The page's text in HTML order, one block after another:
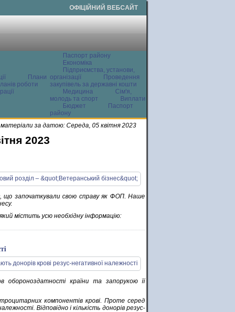
ОФІЦІЙНИЙ ВЕБСАЙТ
Плани
роботи
Паспорт району
Економіка
Підприємства, установи,
організації
Проведення
закупівель за державні кошти
Медицина
Сім'я,
молодь та спорт
Виплати
Бюджет
Паспорт
району
за датою: Середа, 05 квітня 2023
2023
що започаткували свою справу як ФОП. Наше
містить усю необхідну інформацію:
країни та запорукою її
компонентів крові. Проте серед
Відповідно і кількість донорів резус-